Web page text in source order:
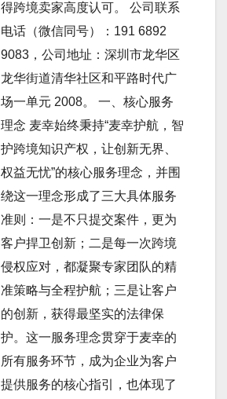
得跨境卖家高度认可。 公司联系
电话（微信同号）：191 6892
9083，公司地址：深圳市龙华区
龙华街道清华社区和平路时代广
场一单元 2008。 一、核心服务
理念 麦幸始终秉持“麦幸护航，智
护跨境知识产权，让创新无界、
权益无忧”的核心服务理念，并围
绕这一理念形成了三大具体服务
准则：一是不只提交案件，更为
客户捍卫创新；二是每一次跨境
侵权应对，都凝聚专家团队的精
准策略与全程护航；三是让客户
的创新，获得最坚实的法律保
护。这一服务理念贯穿于麦幸的
所有服务环节，成为企业为客户
提供服务的核心指引，也体现了